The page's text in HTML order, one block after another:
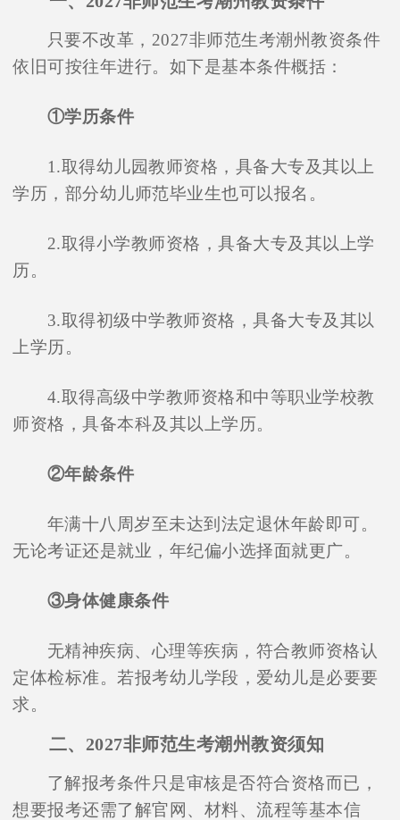
只要不改革，2027非师范生考潮州教资条件
依旧可按往年进行。如下是基本条件概括：
①学历条件
1.取得幼儿园教师资格，具备大专及其以上
学历，部分幼儿师范毕业生也可以报名。
2.取得小学教师资格，具备大专及其以上学
历。
3.取得初级中学教师资格，具备大专及其以
上学历。
4.取得高级中学教师资格和中等职业学校教
师资格，具备本科及其以上学历。
②年龄条件
年满十八周岁至未达到法定退休年龄即可。
无论考证还是就业，年纪偏小选择面就更广。
③身体健康条件
无精神疾病、心理等疾病，符合教师资格认
定体检标准。若报考幼儿学段，爱幼儿是必要要
求。
二、2027非师范生考潮州教资须知
了解报考条件只是审核是否符合资格而已，
想要报考还需了解官网、材料、流程等基本信